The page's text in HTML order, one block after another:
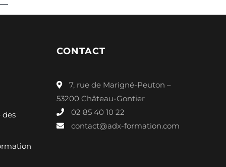
des
CONTACT
7, rue de Marigné-Peuton –
53200 Château-Gontier
02 85 40 10 22
contact@adx-formation.com